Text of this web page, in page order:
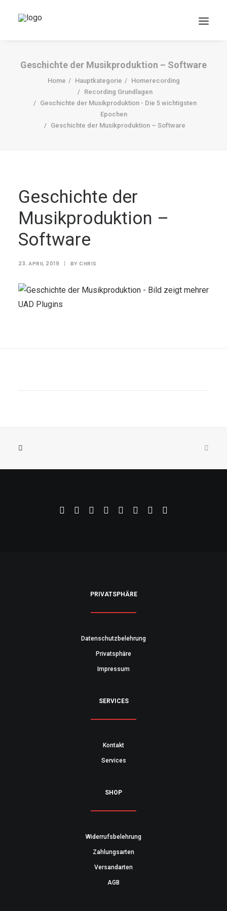
Geschichte der Musikproduktion – Software
Home Hauptkategorie
Homerecording
Recording Grundlagen
Geschichte der Musik­produktion - Die 5 wichtigsten
Epochen
Geschichte der Musikproduktion – Software
Geschichte der
Musikproduktion –
Software
23. APRIL 2019 | BY CHRIS
PRIVATSPHÄRE
Datenschutzbelehrung
Privatsphäre
Impressum
SERVICES
Kontakt
Services
SHOP
Widerrufsbelehrung
Zahlungsarten
Versandarten
AGB